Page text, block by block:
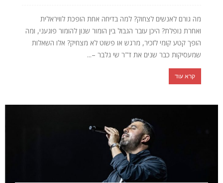
מה גורם לאנשים לצחוק? למה בדיחה אחת הופכת לוויראלית
ואחרת נופלת? היכן עובר הגבול בין הומור שנון להומור פוגעני, ומה
הופך קטע קומי לזכיר, מרגש או פשוט לא מצחיק? אלו השאלות
שמעסיקות כבר שנים את ד"ר שי גלבר –...
קרא עוד